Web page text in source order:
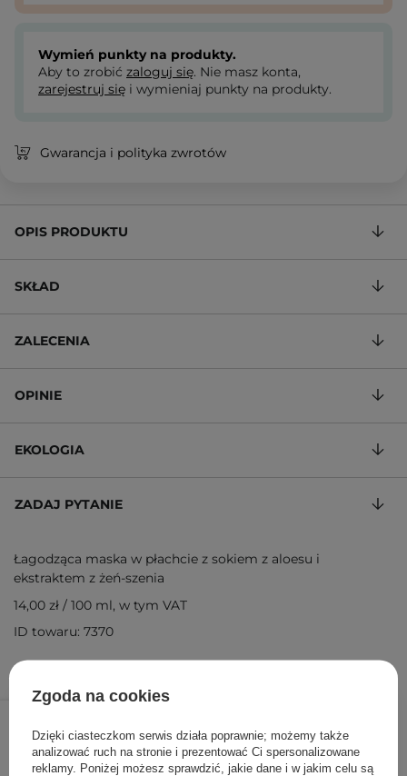
3,50 zł
DODAJ DO KOSZYKA
Wymień punkty na produkty.
Aby to zrobić zaloguj się. Nie masz konta,
zarejestruj się i wymieniaj punkty na produkty.
Gwarancja i polityka zwrotów
OPIS PRODUKTU
SKŁAD
ZALECENIA
OPINIE
EKOLOGIA
ZADAJ PYTANIE
Łagodząca maska w płachcie z sokiem z aloesu i
ekstraktem z żeń-szenia
14,00 zł / 100 ml, w tym VAT
ID towaru: 7370
Zgoda na cookies
Dzięki ciasteczkom serwis działa poprawnie; możemy także
analizować ruch na stronie i prezentować Ci spersonalizowane
reklamy. Poniżej możesz sprawdzić, jakie dane i w jakim celu są